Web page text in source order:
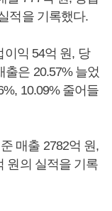
적을 기록했다.
이익 54억 원, 당
출은 20.57% 늘었
10.09% 줄어들
매출 2782억 원,
원의 실적을 기록